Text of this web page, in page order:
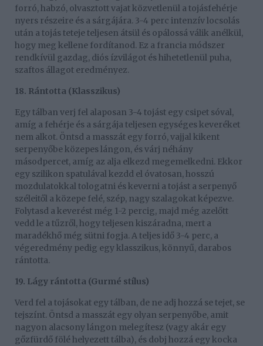
forró, habzó, olvasztott vajat közvetlenül a tojásfehérje
nyers részeire és a sárgájára. 3-4 perc intenzív locsolás
után a tojás teteje teljesen átsül és opálossá válik anélkül,
hogy meg kellene fordítanod. Ez a francia módszer
rendkívül gazdag, diós ízvilágot és hihetetlenül puha,
szaftos állagot eredményez.
18. Rántotta (Klasszikus)
Egy tálban verj fel alaposan 3-4 tojást egy csipet sóval,
amíg a fehérje és a sárgája teljesen egységes keveréket
nem alkot. Öntsd a masszát egy forró, vajjal kikent
serpenyőbe közepes lángon, és várj néhány
másodpercet, amíg az alja elkezd megemelkedni. Ekkor
egy szilikon spatulával kezdd el óvatosan, hosszú
mozdulatokkal tologatni és keverni a tojást a serpenyő
széleitől a közepe felé, szép, nagy szalagokat képezve.
Folytasd a keverést még 1-2 percig, majd még azelőtt
vedd le a tűzről, hogy teljesen kiszáradna, mert a
maradékhő még sütni fogja. A teljes idő 3-4 perc, a
végeredmény pedig egy klasszikus, könnyű, darabos
rántotta.
19. Lágy rántotta (Gurmé stílus)
Verd fel a tojásokat egy tálban, de ne adj hozzá se tejet, se
tejszínt. Öntsd a masszát egy olyan serpenyőbe, amit
nagyon alacsony lángon melegítesz (vagy akár egy
gőzfürdő fölé helyezett tálba), és dobj hozzá egy kocka